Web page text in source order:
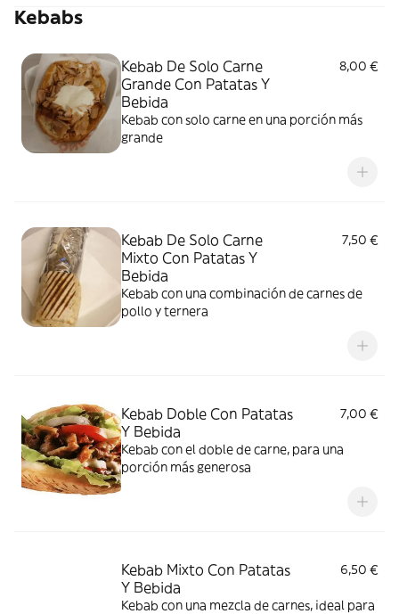
Kebabs
Kebab De Solo Carne
Grande Con Patatas Y
Bebida
8,00 €
Kebab con solo carne en una porción más
grande
Kebab De Solo Carne
Mixto Con Patatas Y
Bebida
7,50 €
Kebab con una combinación de carnes de
pollo y ternera
Kebab Doble Con Patatas
Y Bebida
7,00 €
Kebab con el doble de carne, para una
porción más generosa
Kebab Mixto Con Patatas
Y Bebida
6,50 €
Kebab con una mezcla de carnes, ideal para